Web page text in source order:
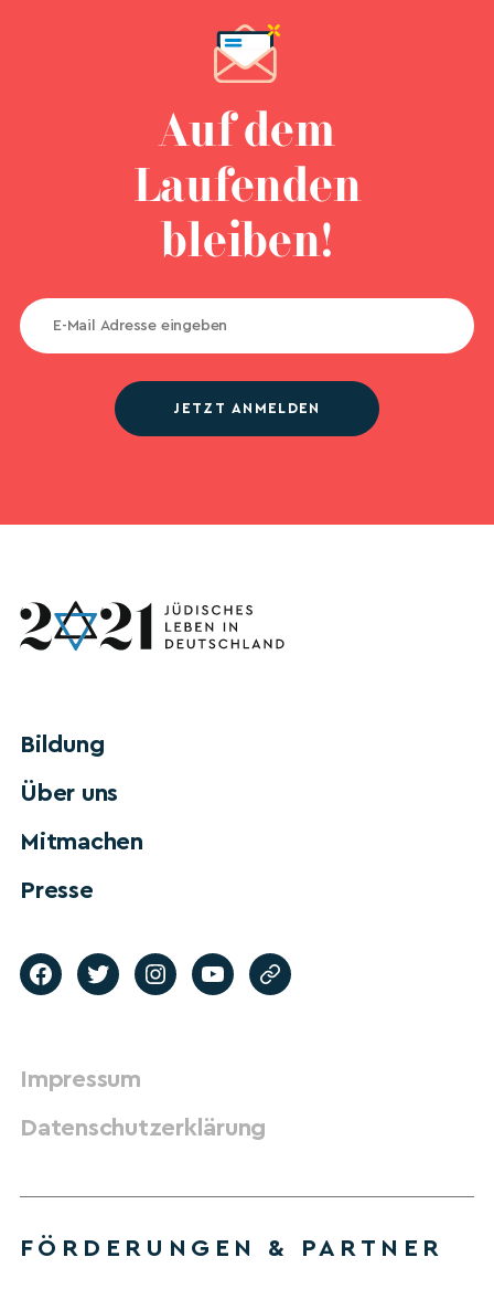
Auf dem
Laufenden
bleiben!
JETZT ANMELDEN
Bildung
Über uns
Mitmachen
Presse
Impressum
Datenschutzerklärung
FÖRDERUNGEN & PARTNER